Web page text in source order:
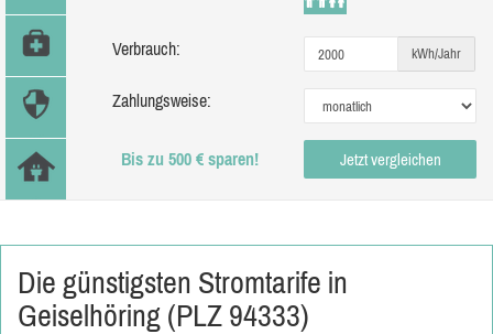
Verbrauch: kWh/Jahr
Zahlungsweise:
Bis zu 500 € sparen! Jetzt vergleichen
Die günstigsten Stromtarife in
Geiselhöring (PLZ 94333)